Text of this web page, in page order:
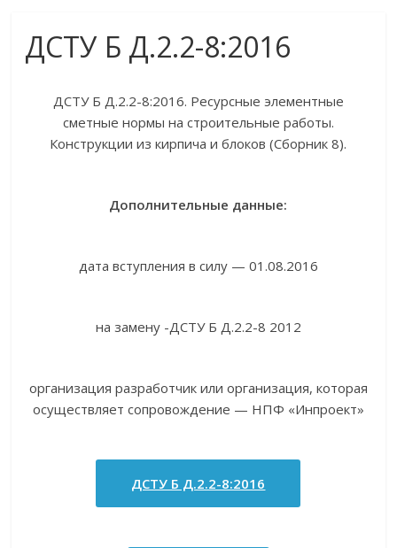
ДСТУ Б Д.2.2-8:2016
ДСТУ Б Д.2.2-8:2016. Ресурсные элементные
сметные нормы на строительные работы.
Конструкции из кирпича и блоков (Сборник 8).
Дополнительные данные:
дата вступления в силу — 01.08.2016
на замену -ДСТУ Б Д.2.2-8 2012
организация разработчик или организация, которая
осуществляет сопровождение — НПФ «Инпроект»
ДСТУ Б Д.2.2-8:2016